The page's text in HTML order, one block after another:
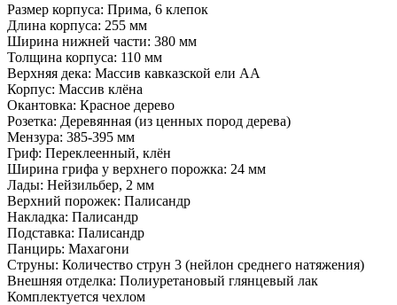
Размер корпуса: Прима, 6 клепок
Длина корпуса: 255 мм
Ширина нижней части: 380 мм
Толщина корпуса: 110 мм
Верхняя дека: Массив кавказской ели АА
Корпус: Массив клёна
Окантовка: Красное дерево
Розетка: Деревянная (из ценных пород дерева)
Мензура: 385-395 мм
Гриф: Переклеенный, клён
Ширина грифа у верхнего порожка: 24 мм
Лады: Нейзильбер, 2 мм
Верхний порожек: Палисандр
Накладка: Палисандр
Подставка: Палисандр
Панцирь: Махагони
Струны: Количество струн 3 (нейлон среднего натяжения)
Внешняя отделка: Полиуретановый глянцевый лак
Комплектуется чехлом